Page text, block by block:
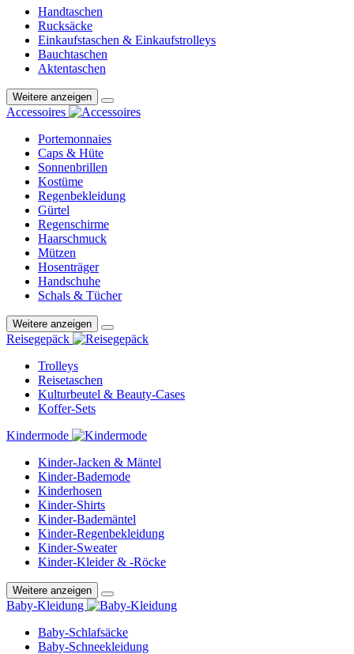
Handtaschen
Rucksäcke
Einkaufstaschen & Einkaufstrolleys
Bauchtaschen
Aktentaschen
Weitere anzeigen
Accessoires
Portemonnaies
Caps & Hüte
Sonnenbrillen
Kostüme
Regenbekleidung
Gürtel
Regenschirme
Haarschmuck
Mützen
Hosenträger
Handschuhe
Schals & Tücher
Weitere anzeigen
Reisegepäck
Trolleys
Reisetaschen
Kulturbeutel & Beauty-Cases
Koffer-Sets
Kindermode
Kinder-Jacken & Mäntel
Kinder-Bademode
Kinderhosen
Kinder-Shirts
Kinder-Bademäntel
Kinder-Regenbekleidung
Kinder-Sweater
Kinder-Kleider & -Röcke
Weitere anzeigen
Baby-Kleidung
Baby-Schlafsäcke
Baby-Schneekleidung